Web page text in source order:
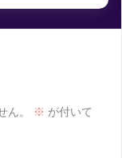
ん。 ※ が付いて